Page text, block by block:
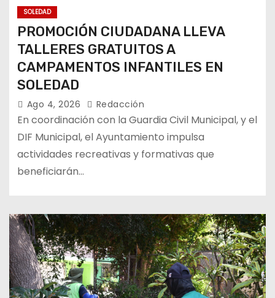
SOLEDAD
PROMOCIÓN CIUDADANA LLEVA
TALLERES GRATUITOS A
CAMPAMENTOS INFANTILES EN
SOLEDAD
Ago 4, 2026 Redacción
En coordinación con la Guardia Civil Municipal, y el
DIF Municipal, el Ayuntamiento impulsa
actividades recreativas y formativas que
beneficiarán…